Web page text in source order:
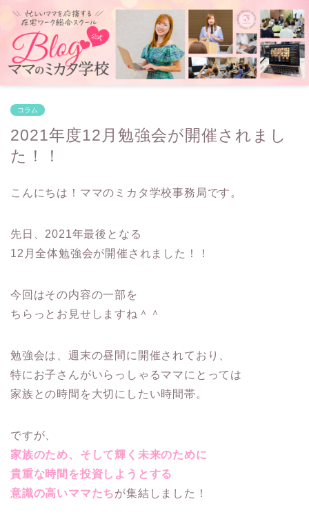
コラム
2021年度12月勉強会が開催されまし
た！！
こんにちは！ママのミカタ学校事務局です。
先日、2021年最後となる
12月全体勉強会が開催されました！！
今回はその内容の一部を
ちらっとお見せしますね＾＾
勉強会は、週末の昼間に開催されており、
特にお子さんがいらっしゃるママにとっては
家族との時間を大切にしたい時間帯。
ですが、
家族のため、そして輝く未来のために
貴重な時間を投資しようとする
意識の高いママたちが集結しました！